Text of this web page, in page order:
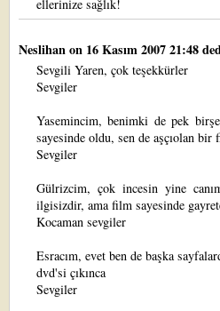
ellerinize sağlık!
Neslihanon 16 Kasım 2007 21:48
Sevgili Yaren, çok teşekkürler
Sevgiler
Yasemincim, benimki de pek
sayesinde oldu, sen de aşçıolan bir
Sevgiler
Gülrizcim, çok incesin yine
ilgisizdir, ama film sayesinde
Kocaman sevgiler
Esracım, evet ben de başka
dvd'si çıkınca
Sevgiler